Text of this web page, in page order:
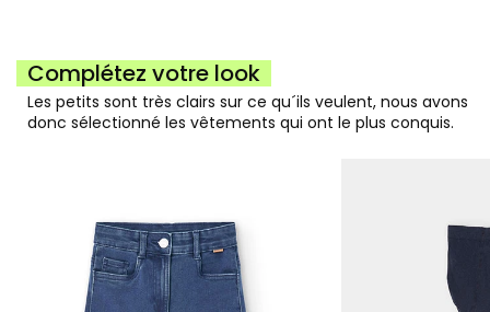
Complétez votre look
Les petits sont très clairs sur ce qu´ils veulent, nous avons
donc sélectionné les vêtements qui ont le plus conquis.